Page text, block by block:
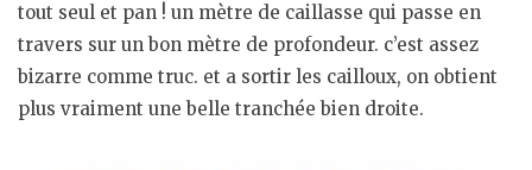
tout seul et pan ! un mètre de caillasse qui passe en
travers sur un bon mètre de profondeur. c’est assez
bizarre comme truc. et a sortir les cailloux, on obtient
plus vraiment une belle tranchée bien droite.